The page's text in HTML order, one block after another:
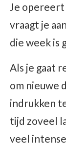
Je opereert
vraagt je
die week is
Als je gaat
om nieuwe
indrukken
tijd zoveel
veel